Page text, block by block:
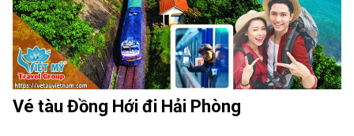
Vé tàu Đồng Hới đi Hải Phòng